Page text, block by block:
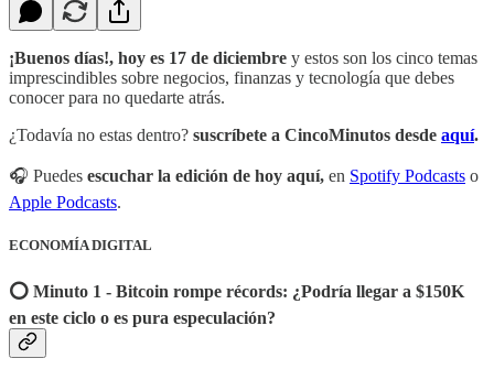
¡Buenos días!, hoy es 17 de diciembre y estos son los cinco temas
imprescindibles sobre negocios, finanzas y tecnología que debes
conocer para no quedarte atrás.
¿Todavía no estas dentro? suscríbete a CincoMinutos desde aquí.
🎧 Puedes escuchar la edición de hoy aquí, en Spotify Podcasts o
Apple Podcasts.
ECONOMÍA DIGITAL
⭕️ Minuto 1 - Bitcoin rompe récords: ¿Podría llegar a $150K
en este ciclo o es pura especulación?